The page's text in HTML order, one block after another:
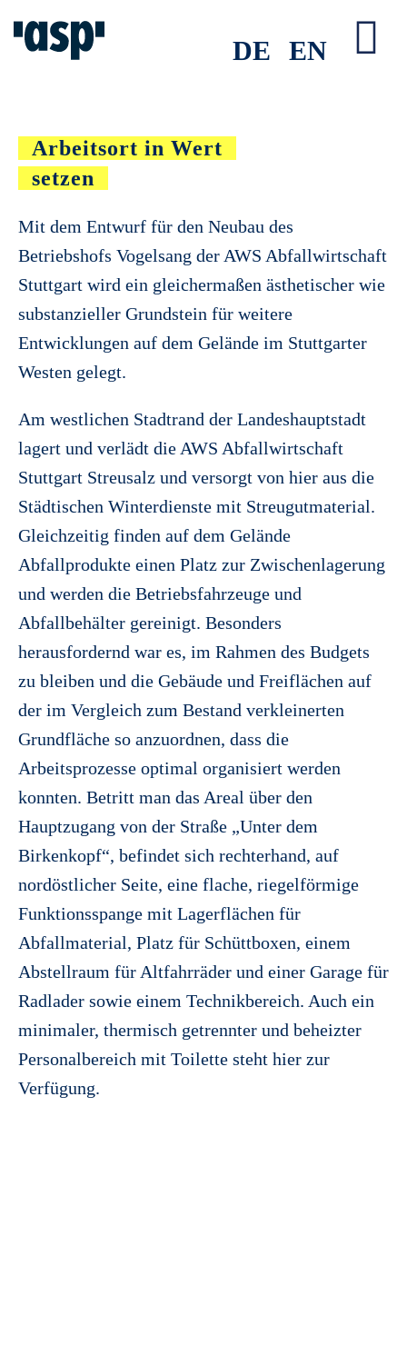
Inhalt
DE EN
Arbeitsort in Wert
setzen
Mit dem Entwurf für den Neubau des
Betriebshofs Vogelsang der AWS Abfallwirtschaft
Stuttgart wird ein gleichermaßen ästhetischer wie
substanzieller Grundstein für weitere
Entwicklungen auf dem Gelände im Stuttgarter
Westen gelegt.
Am westlichen Stadtrand der Landeshauptstadt
lagert und verlädt die AWS Abfallwirtschaft
Stuttgart Streusalz und versorgt von hier aus die
Städtischen Winterdienste mit Streugutmaterial.
Gleichzeitig finden auf dem Gelände
Abfallprodukte einen Platz zur Zwischenlagerung
und werden die Betriebsfahrzeuge und
Abfallbehälter gereinigt. Besonders
herausfordernd war es, im Rahmen des Budgets
zu bleiben und die Gebäude und Freiflächen auf
der im Vergleich zum Bestand verkleinerten
Grundfläche so anzuordnen, dass die
Arbeitsprozesse optimal organisiert werden
konnten. Betritt man das Areal über den
Hauptzugang von der Straße „Unter dem
Birkenkopf“, befindet sich rechterhand, auf
nordöstlicher Seite, eine flache, riegelförmige
Funktionsspange mit Lagerflächen für
Abfallmaterial, Platz für Schüttboxen, einem
Abstellraum für Altfahrräder und einer Garage für
Radlader sowie einem Technikbereich. Auch ein
minimaler, thermisch getrennter und beheizter
Personalbereich mit Toilette steht hier zur
Verfügung.